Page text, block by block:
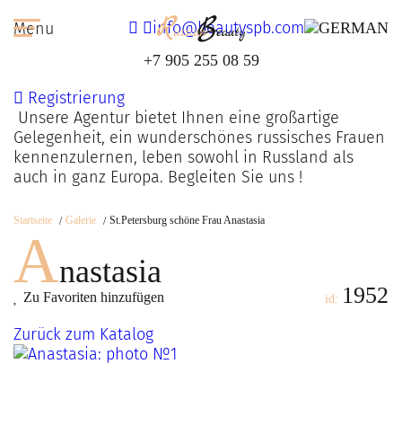
Menu
+7 905 255 08 59
info@beautyspb.com
Registrierung
Unsere Agentur bietet Ihnen eine großartige
Gelegenheit, ein wunderschönes russisches Frauen
kennenzulernen, leben sowohl in Russland als
auch in ganz Europa. Begleiten Sie uns !
Startseite Galerie St.Petersburg schöne Frau Anastasia
Anastasia
Zu Favoriten hinzufügen id: 1952
Zurück zum Katalog